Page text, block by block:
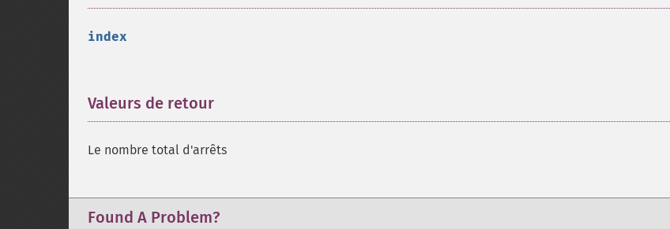
index
Valeurs de retour
Le nombre total d'arrêts
Found A Problem?